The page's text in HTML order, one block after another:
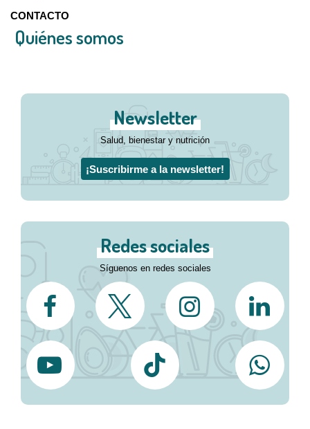
CONTACTO
Quiénes somos
Newsletter
Salud, bienestar y nutrición
¡Suscribirme a la newsletter!
Redes sociales
Síguenos en redes sociales